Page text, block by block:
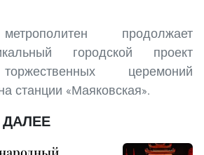
продолжает
городской проект
церемоний
станции «Маяковская».